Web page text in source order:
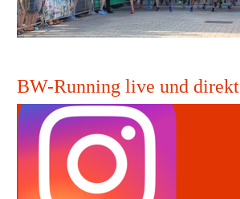
BW-Running live und direkt